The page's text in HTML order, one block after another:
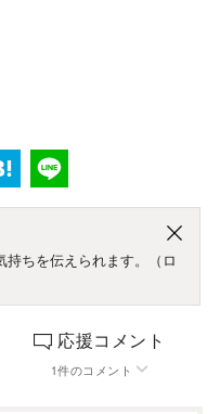
ちを伝えられます。（ロ
応援コメント
1件のコメント